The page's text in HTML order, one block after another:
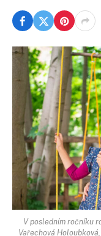
V posledním ročníku
Vařechová